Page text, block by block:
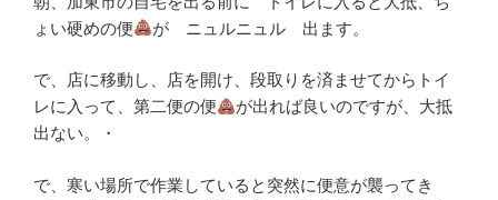
ょい硬めの便
が ニュルニュル 出ます。
で、店に移動し、店を開け、段取りを済ませてからトイ
レに入って、第二便の便
が出れば良いのですが、大抵
出ない。・
で、寒い場所で作業していると突然に便意が襲ってき